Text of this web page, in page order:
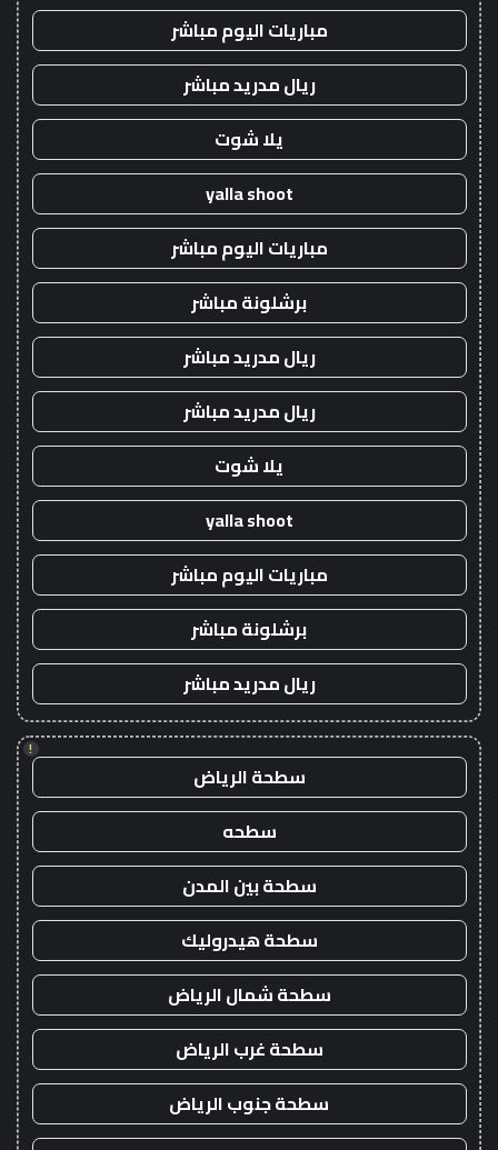
مباريات اليوم مباشر
ريال مدريد مباشر
يلا شوت
yalla shoot
مباريات اليوم مباشر
برشلونة مباشر
ريال مدريد مباشر
ريال مدريد مباشر
يلا شوت
yalla shoot
مباريات اليوم مباشر
برشلونة مباشر
ريال مدريد مباشر
!
سطحة الرياض
سطحه
سطحة بين المدن
سطحة هيدروليك
سطحة شمال الرياض
سطحة غرب الرياض
سطحة جنوب الرياض